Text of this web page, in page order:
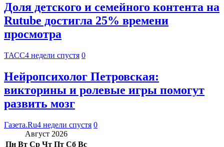
Доля детского и семейного контента на
Rutube достигла 25% времени
просмотра
ТАСС4 недели спустя 0
Нейропсихолог Петровская:
викторины и ролевые игры помогут
развить мозг
Газета.Ru4 недели спустя 0
Август 2026
Пн Вт Ср Чт Пт Сб Вс